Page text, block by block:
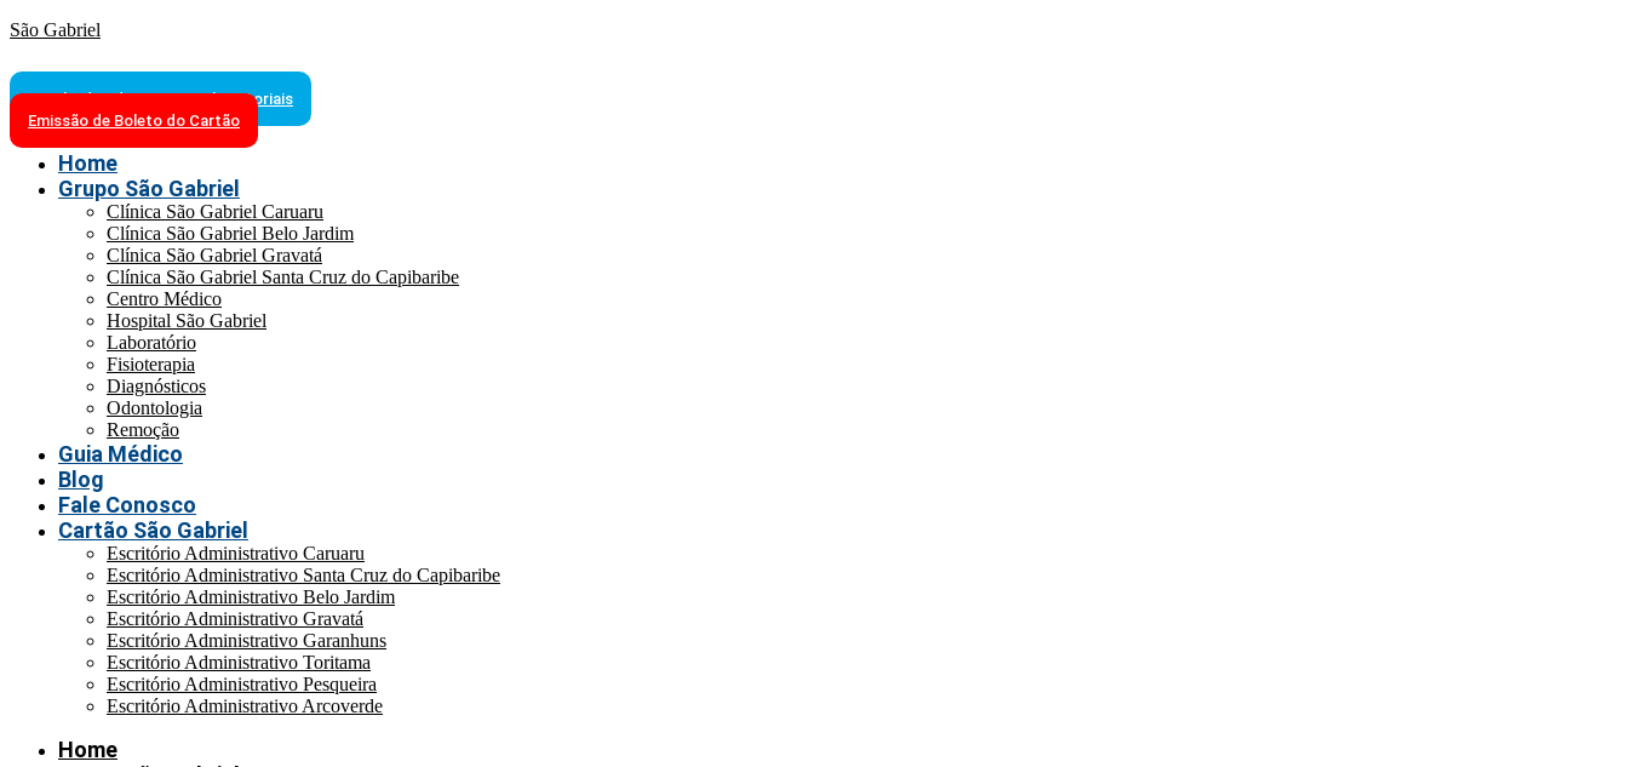
São Gabriel
Resultados de Exames Laboratoriais
Emissão de Boleto do Cartão
Home
Grupo São Gabriel
Clínica São Gabriel Caruaru
Clínica São Gabriel Belo Jardim
Clínica São Gabriel Gravatá
Clínica São Gabriel Santa Cruz do Capibaribe
Centro Médico
Hospital São Gabriel
Laboratório
Fisioterapia
Diagnósticos
Odontologia
Remoção
Guia Médico
Blog
Fale Conosco
Cartão São Gabriel
Escritório Administrativo Caruaru
Escritório Administrativo Santa Cruz do Capibaribe
Escritório Administrativo Belo Jardim
Escritório Administrativo Gravatá
Escritório Administrativo Garanhuns
Escritório Administrativo Toritama
Escritório Administrativo Pesqueira
Escritório Administrativo Arcoverde
Home